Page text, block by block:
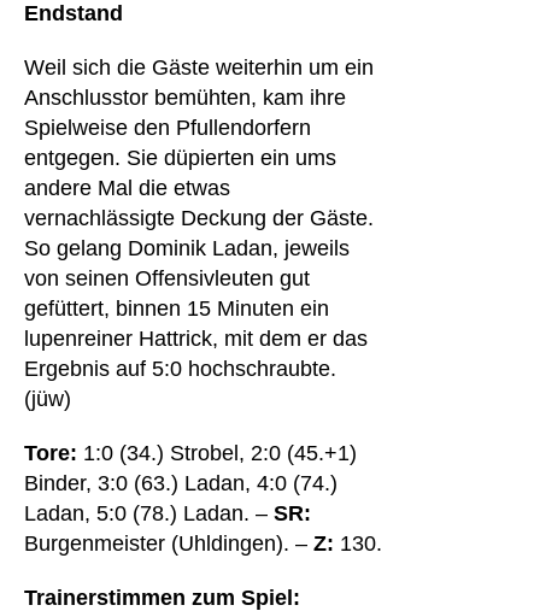
Endstand
Weil sich die Gäste weiterhin um ein
Anschlusstor bemühten, kam ihre
Spielweise den Pfullendorfern
entgegen. Sie düpierten ein ums
andere Mal die etwas
vernachlässigte Deckung der Gäste.
So gelang Dominik Ladan, jeweils
von seinen Offensivleuten gut
gefüttert, binnen 15 Minuten ein
lupenreiner Hattrick, mit dem er das
Ergebnis auf 5:0 hochschraubte.
(jüw)
Tore: 1:0 (34.) Strobel, 2:0 (45.+1)
Binder, 3:0 (63.) Ladan, 4:0 (74.)
Ladan, 5:0 (78.) Ladan. – SR:
Burgenmeister (Uhldingen). – Z: 130.
Trainerstimmen zum Spiel: